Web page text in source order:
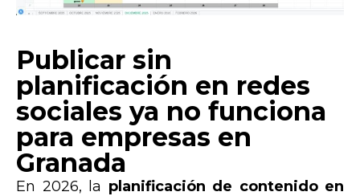
Publicar sin
planificación en redes
sociales ya no funciona
para empresas en
Granada
En 2026, la planificación de contenido en